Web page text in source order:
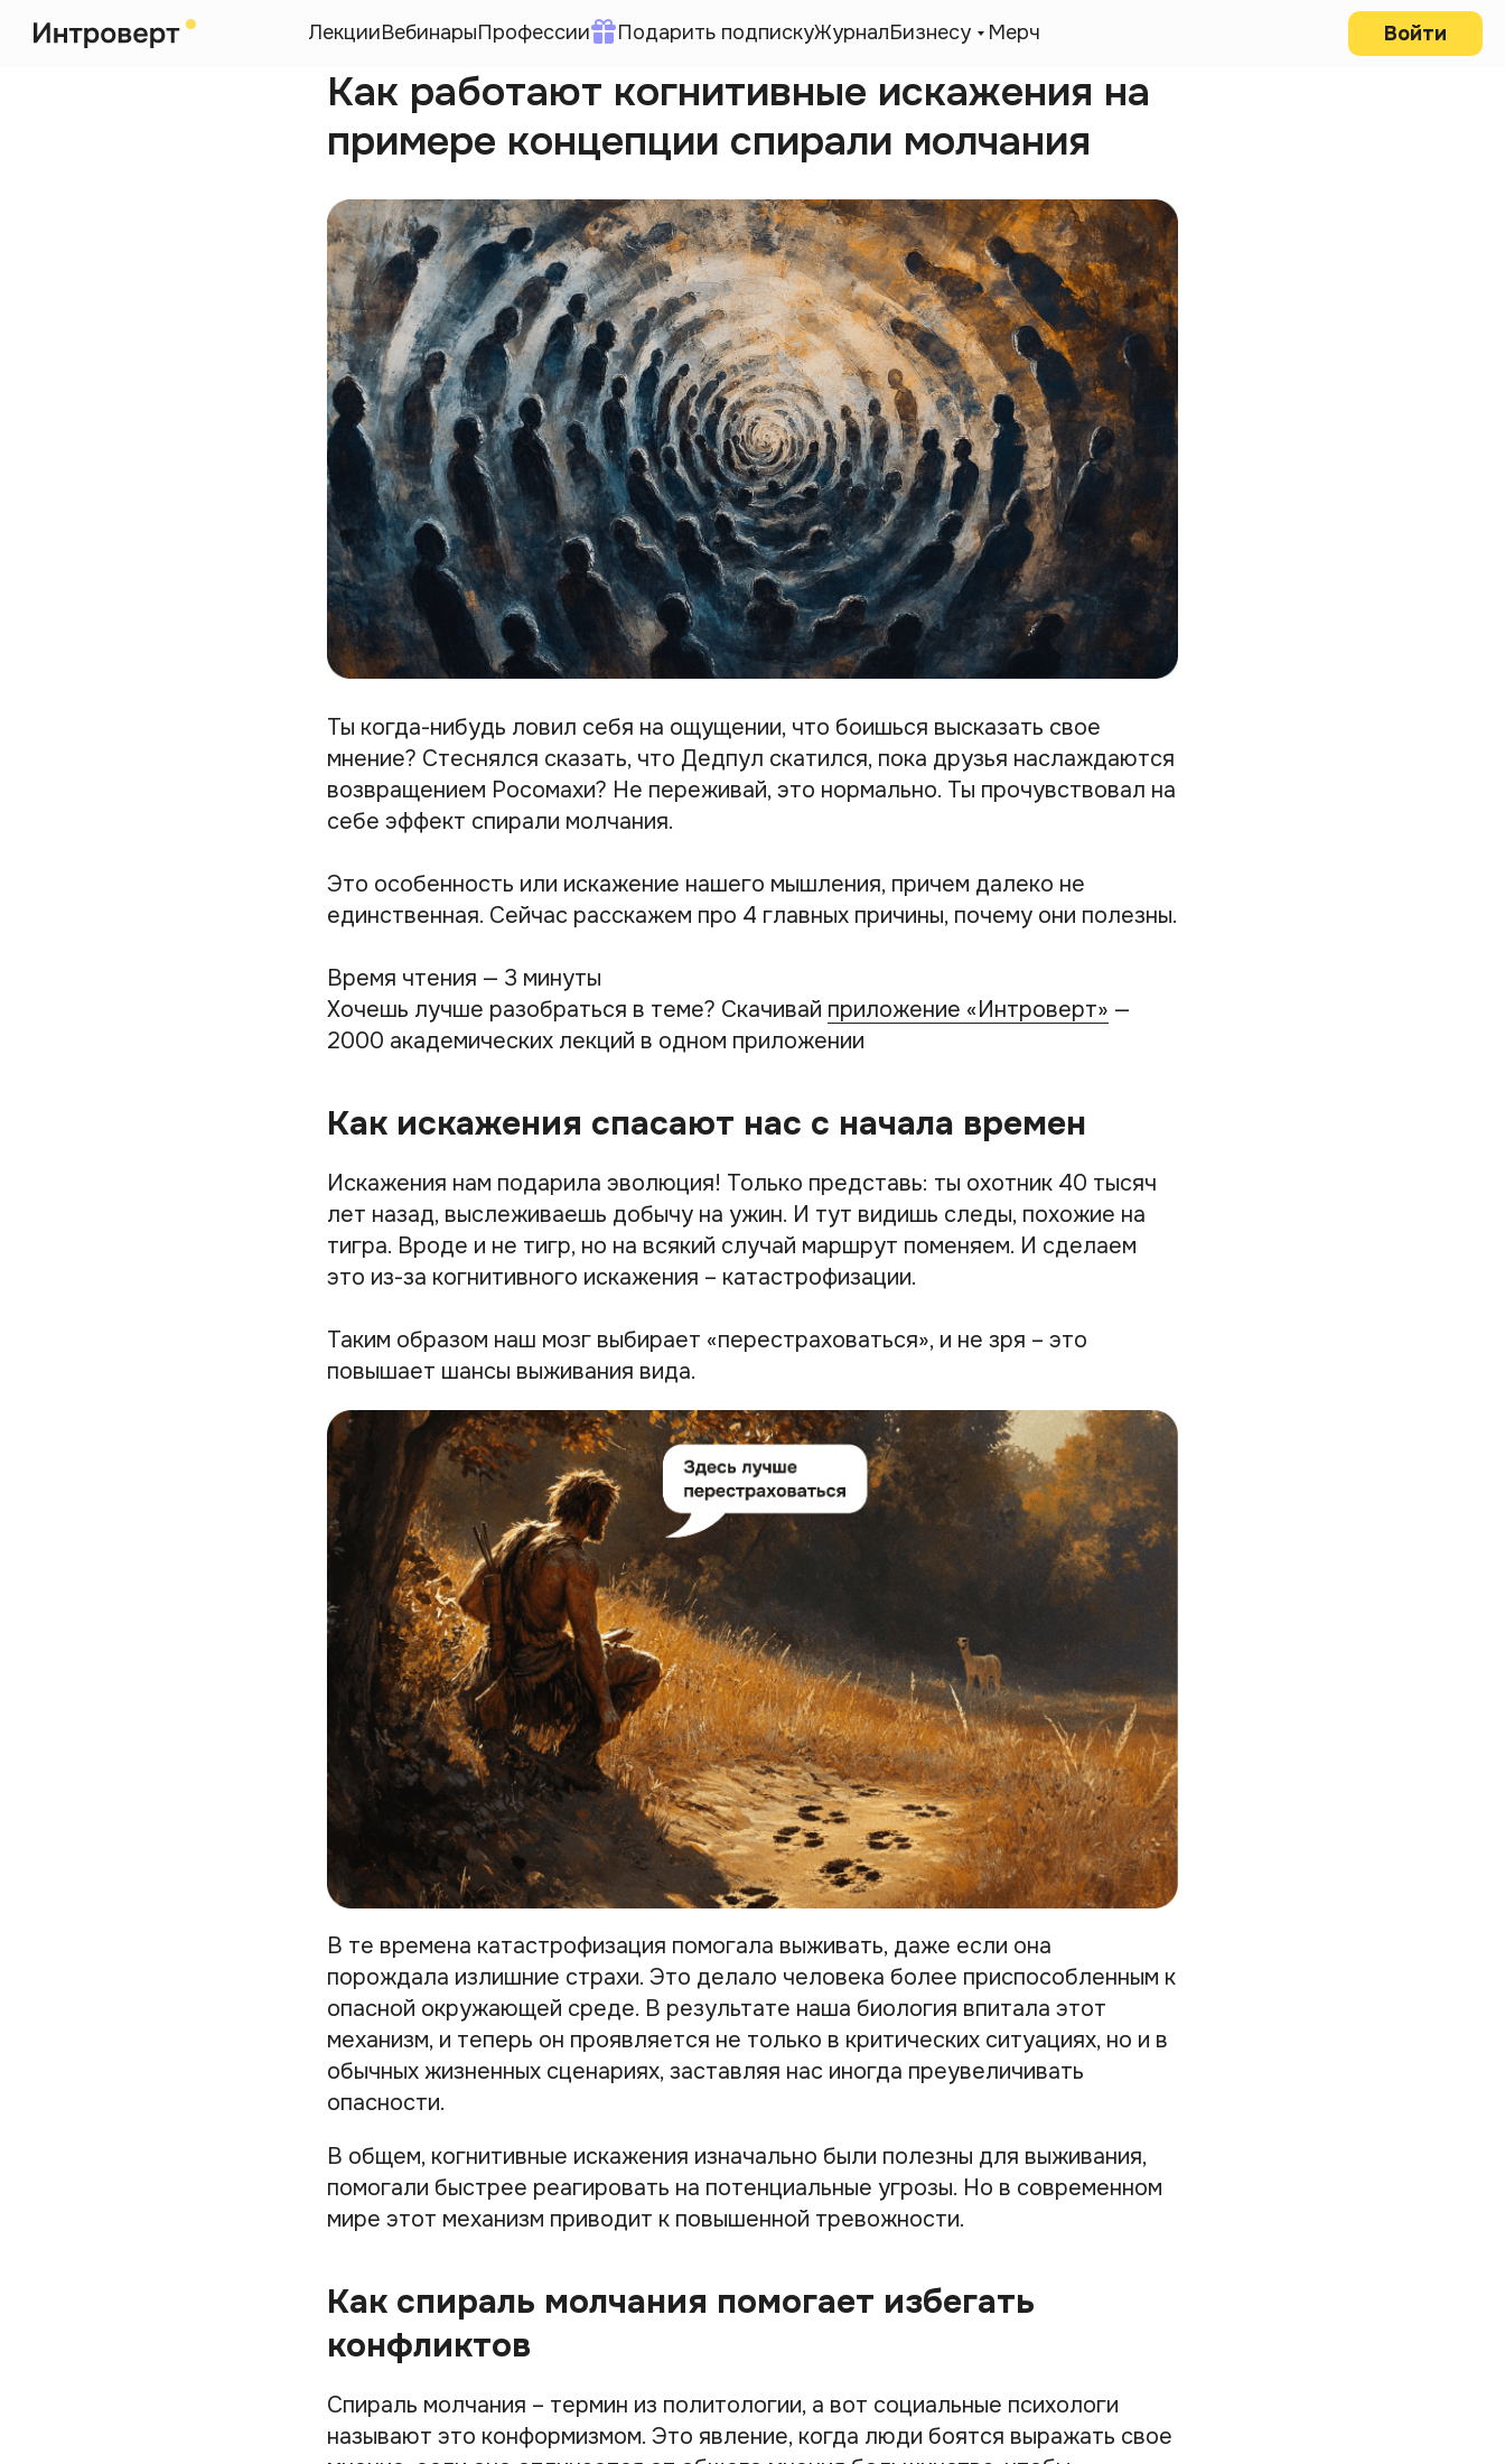
ЛекцииВебинарыПрофессии Подарить подпискуЖурналБизнесу Мерч Войти
Как работают когнитивные искажения на
примере концепции спирали молчания
Ты когда-нибудь ловил себя на ощущении, что боишься высказать свое
мнение? Стеснялся сказать, что Дедпул скатился, пока друзья наслаждаются
возвращением Росомахи? Не переживай, это нормально. Ты прочувствовал на
себе эффект спирали молчания.
Это особенность или искажение нашего мышления, причем далеко не
единственная. Сейчас расскажем про 4 главных причины, почему они полезны.
Время чтения — 3 минуты
Хочешь лучше разобраться в теме? Скачивай приложение «Интроверт» —
2000 академических лекций в одном приложении
Как искажения спасают нас с начала времен
Искажения нам подарила эволюция! Только представь: ты охотник 40 тысяч
лет назад, выслеживаешь добычу на ужин. И тут видишь следы, похожие на
тигра. Вроде и не тигр, но на всякий случай маршрут поменяем. И сделаем
это из-за когнитивного искажения – катастрофизации.
Таким образом наш мозг выбирает «‎перестраховаться», и не зря – это
повышает шансы выживания вида.
В те времена катастрофизация помогала выживать, даже если она
порождала излишние страхи. Это делало человека более приспособленным к
опасной окружающей среде. В результате наша биология впитала этот
механизм, и теперь он проявляется не только в критических ситуациях, но и в
обычных жизненных сценариях, заставляя нас иногда преувеличивать
опасности.
В общем, когнитивные искажения изначально были полезны для выживания,
помогали быстрее реагировать на потенциальные угрозы. Но в современном
мире этот механизм приводит к повышенной тревожности.
Как спираль молчания помогает избегать
конфликтов
Спираль молчания – термин из политологии, а вот социальные психологи
называют это конформизмом. Это явление, когда люди боятся выражать свое